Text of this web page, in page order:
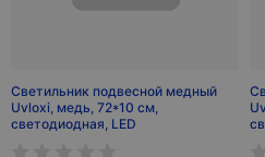
Светильник подвесной медный
Uvloxi, медь, 72*10 см,
светодиодная, LED